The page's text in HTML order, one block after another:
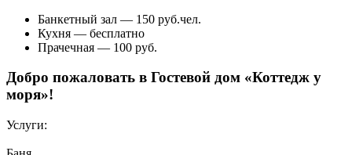
Банкетный зал — 150 руб.чел.
Кухня — бесплатно
Прачечная — 100 руб.
Добро пожаловать в Гостевой дом «Коттедж у
моря»!
Услуги: